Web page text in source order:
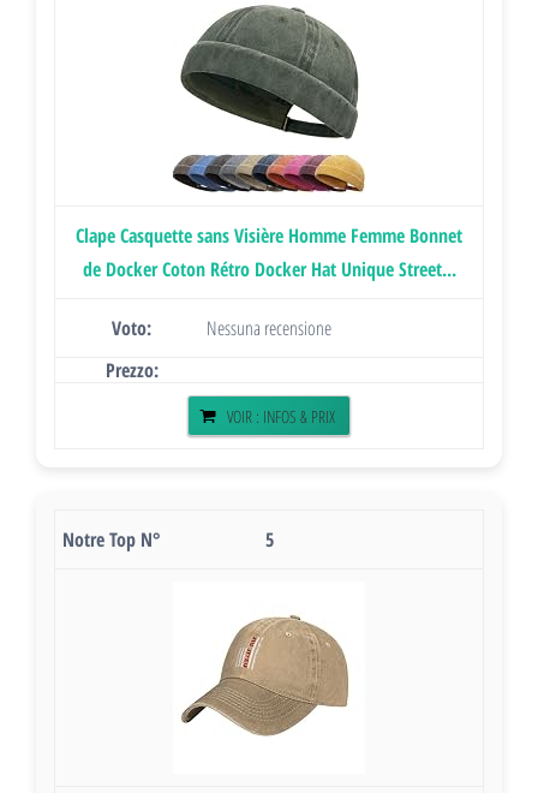
Clape Casquette sans Visière Homme Femme Bonnet
de Docker Coton Rétro Docker Hat Unique Street...
Nessuna recensione
VOIR : INFOS & PRIX
5